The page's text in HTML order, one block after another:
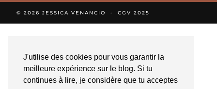
J'utilise des cookies pour vous garantir la
meilleure expérience sur le blog. Si tu
continues à lire, je considère que tu acceptes
© 2026 JESSICA VENANCIO CGV 2025